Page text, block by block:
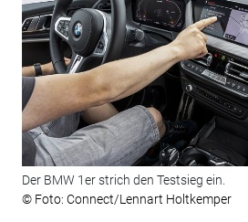
Der BMW 1er strich den Testsieg ein.
© Foto: Connect/Lennart Holtkemper